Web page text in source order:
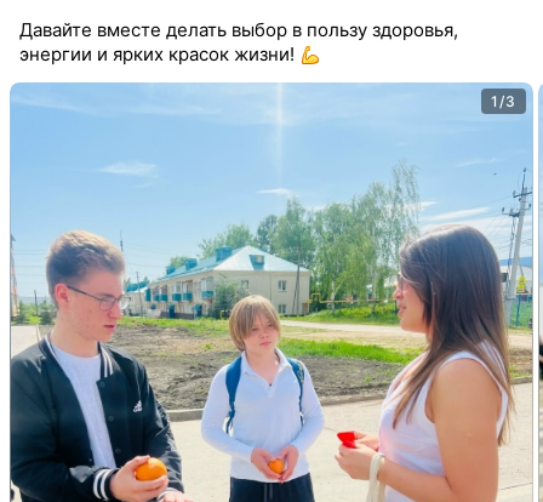
Давайте вместе делать выбор в пользу здоровья,
энергии и ярких красок жизни!
1/3